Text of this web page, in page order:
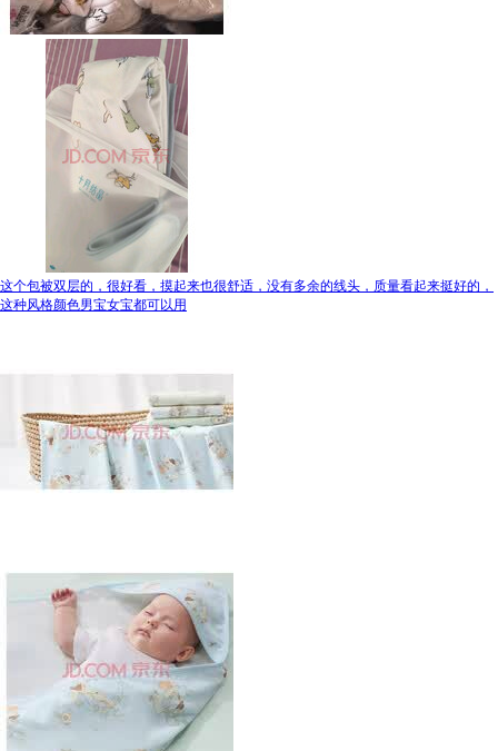
这个包被双层的，很好看，摸起来也很舒适，没有多余的线头，质量看起来挺好的，
这种风格颜色男宝女宝都可以用